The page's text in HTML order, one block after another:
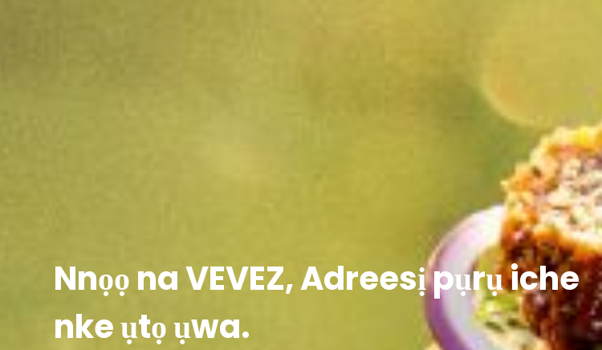
Nnọọ na VEVEZ, Adreesị pụrụ iche
nke ụtọ ụwa.